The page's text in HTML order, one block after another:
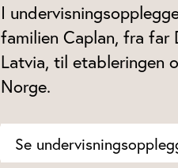
I
familien Caplan, fra far
Latvia, til etableringen
Norge.
Se